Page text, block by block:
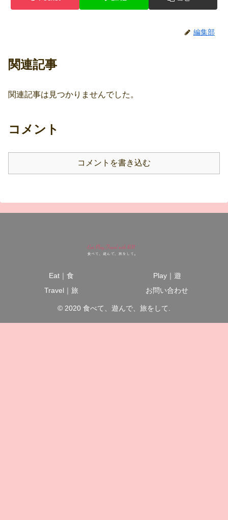
編集部
関連記事
関連記事は見つかりませんでした。
コメント
コメントを書き込む
Eat｜食
Play｜遊
Travel｜旅
お問い合わせ
© 2020 食べて、遊んで、旅をして.